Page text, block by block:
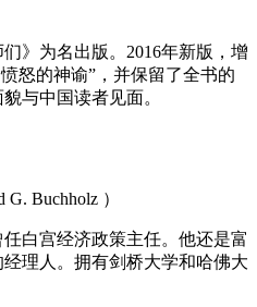
》为名出版。2016年新版，增
怒的神谕”，并保留了全书的
与中国读者见面。
Buchholz ）
白宫经济政策主任。他还是富
理人。拥有剑桥大学和哈佛大